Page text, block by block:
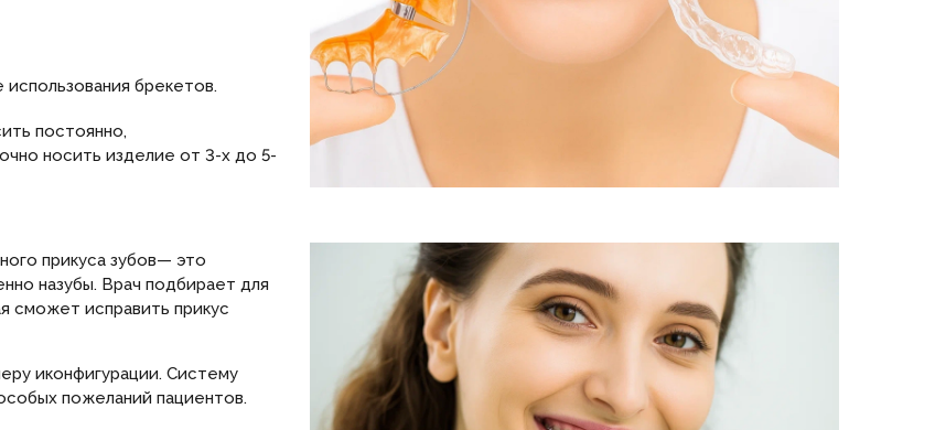
брекетов.
постоянно,
носить изделие от 3-х до 5-
прикуса зубов— это
назубы. Врач подбирает для
сможет исправить прикус
иконфигурации. Систему
пожеланий пациентов.